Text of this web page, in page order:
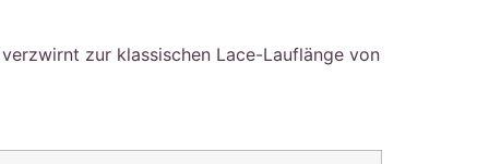
zur klassischen Lace-Lauflänge von